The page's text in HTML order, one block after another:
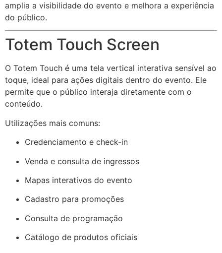
amplia a visibilidade do evento e melhora a experiência
do público.
Totem Touch Screen
O Totem Touch é uma tela vertical interativa sensível ao
toque, ideal para ações digitais dentro do evento. Ele
permite que o público interaja diretamente com o
conteúdo.
Utilizações mais comuns:
Credenciamento e check-in
Venda e consulta de ingressos
Mapas interativos do evento
Cadastro para promoções
Consulta de programação
Catálogo de produtos oficiais